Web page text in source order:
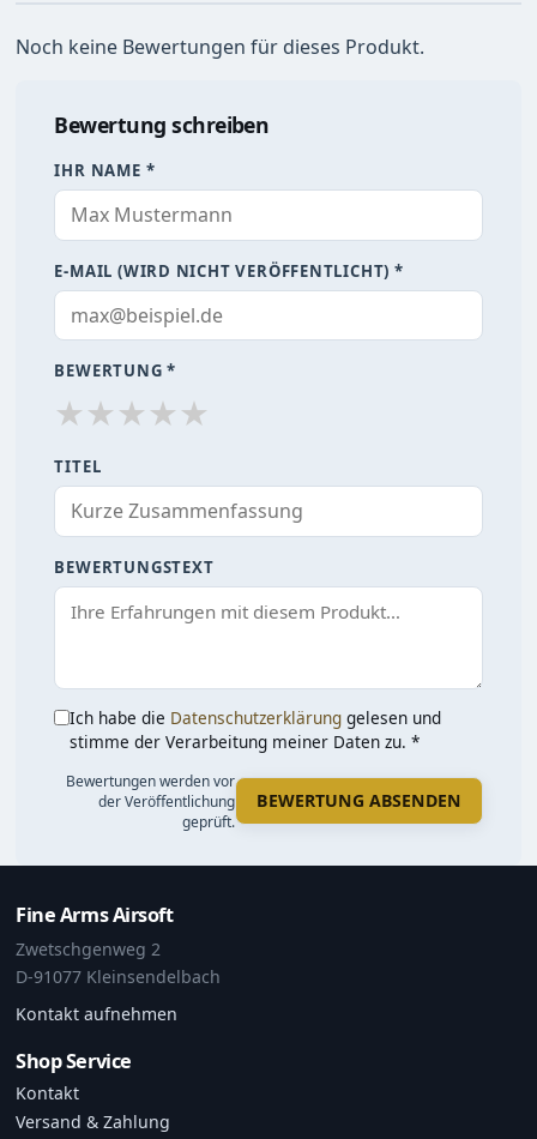
Noch keine Bewertungen für dieses Produkt.
Bewertung schreiben
IHR NAME *
E-MAIL (WIRD NICHT VERÖFFENTLICHT) *
BEWERTUNG *
★★★★★
TITEL
BEWERTUNGSTEXT
Ich habe die Datenschutzerklärung gelesen und
stimme der Verarbeitung meiner Daten zu. *
Bewertungen werden vor
der Veröffentlichung
geprüft.
BEWERTUNG ABSENDEN
Fine Arms Airsoft
Zwetschgenweg 2
D-91077 Kleinsendelbach
Kontakt aufnehmen
Shop Service
Kontakt
Versand & Zahlung